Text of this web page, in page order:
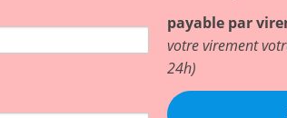
payable par
votre virement
24h)